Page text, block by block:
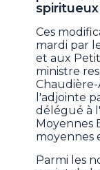
Ces
mardi par
et aux
ministre
l'adjointe
délégué à
Moyennes
moyennes
Parmi les